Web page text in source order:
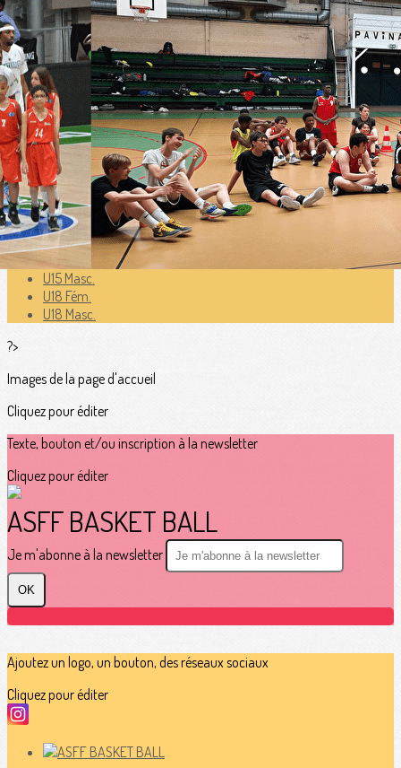
Exporter les lignes sélectionnées
Exporter toutes les colonnes
Exporter uniquement les colonnes affichées
Menu
<
>
U7 Babybasket
U9 Mixte
U11 Fém.
U11 Masc.
U13 Fém.
U13 Masc.
U15 Fém.
U15 Masc.
U18 Fém.
U18 Masc.
?>
Images de la page d'accueil
Cliquez pour éditer
Texte, bouton et/ou inscription à la newsletter
Cliquez pour éditer
ASFF BASKET BALL
Je m'abonne à la newsletter
OK
Ajoutez un logo, un bouton, des réseaux sociaux
Cliquez pour éditer